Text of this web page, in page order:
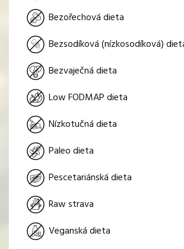
Bezořechová dieta
Bezsodíková (nízkosodíková)
Bezvaječná dieta
Low FODMAP dieta
Nízkotučná dieta
Paleo dieta
Pescetariánská dieta
Raw strava
Veganská dieta